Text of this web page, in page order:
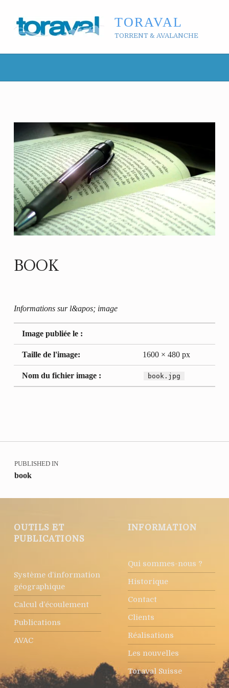
TORAVAL
TORRENT & AVALANCHE
BOOK
Informations sur l&apos; image
Image publiée le :
Taille de l'image: 1600 × 480 px
Nom du fichier image : book.jpg
Navigation de l’article
PUBLISHED IN
book
OUTILS ET
PUBLICATIONS
Système d’information
géographique
Calcul d’écoulement
Publications
AVAC
INFORMATION
Qui sommes-nous ?
Historique
Contact
Clients
Réalisations
Les nouvelles
Toraval Suisse